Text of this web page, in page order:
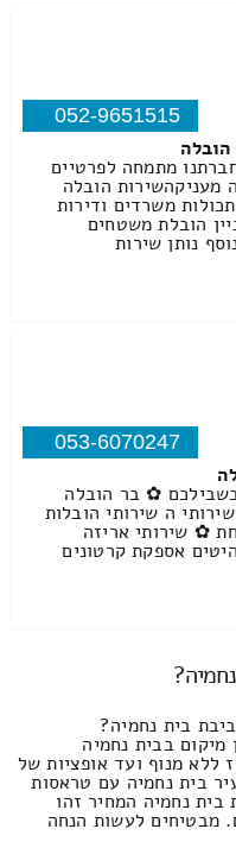
052-9651515
מתמחה לפרטיים
מעניקהשירות הובלה
משרדים ודירות
הובלת משטחים
נותן שירות
053-6070247
✿ בר הובלה
ה שירותי הובלות
✿ שירותי אריזה
אספקת קרטונים
בית נחמיה?
בבית נחמיה
ללא מנוף ועד אופציות של
בית נחמיה עם טראסות
בית נחמיה המחיר זהו
חדשים. מבטיחים לעשות הנחה